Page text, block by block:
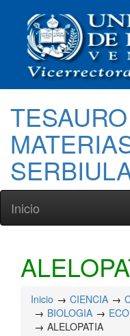
Inicio
Inicio CIENCIA
BIOLOGIA
ALELOPATIA